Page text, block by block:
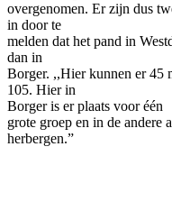
overgenomen. Er zijn dus
in door te
melden dat het pand in
dan in
Borger. ,,Hier kunnen er 45
105. Hier in
Borger is er plaats vooréén
grote groep en in de andere
herbergen.”